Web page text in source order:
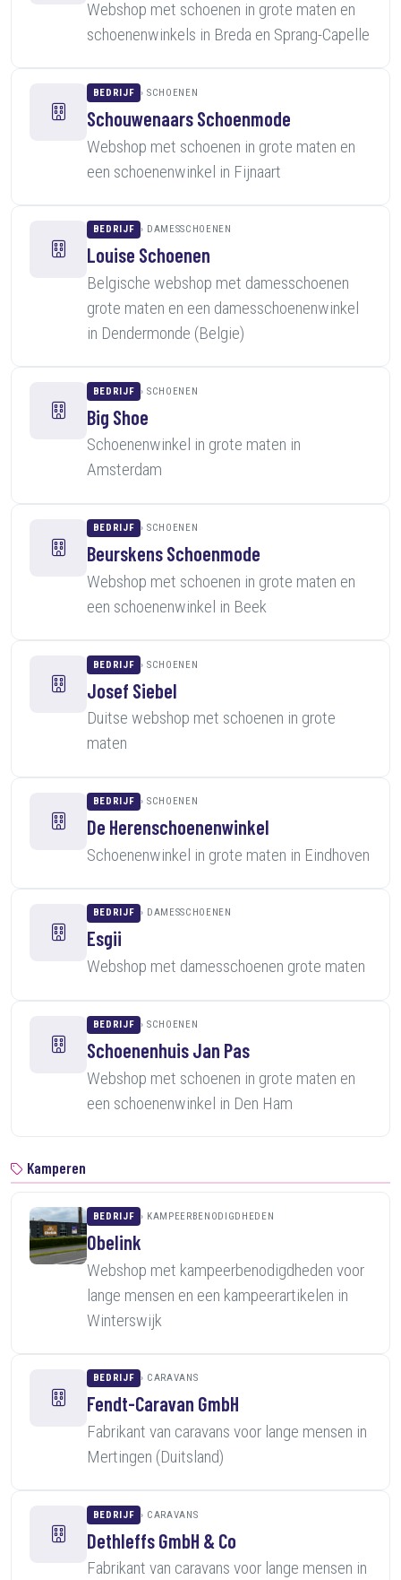
Webshop met schoenen in grote maten en
schoenenwinkels in Breda en Sprang-Capelle
BEDRIJF SCHOENEN
Schouwenaars Schoenmode
Webshop met schoenen in grote maten en
een schoenenwinkel in Fijnaart
BEDRIJF DAMESSCHOENEN
Louise Schoenen
Belgische webshop met damesschoenen
grote maten en een damesschoenenwinkel
in Dendermonde (Belgie)
BEDRIJF SCHOENEN
Big Shoe
Schoenenwinkel in grote maten in
Amsterdam
BEDRIJF SCHOENEN
Beurskens Schoenmode
Webshop met schoenen in grote maten en
een schoenenwinkel in Beek
BEDRIJF SCHOENEN
Josef Siebel
Duitse webshop met schoenen in grote
maten
BEDRIJF SCHOENEN
De Herenschoenenwinkel
Schoenenwinkel in grote maten in Eindhoven
BEDRIJF DAMESSCHOENEN
Esgii
Webshop met damesschoenen grote maten
BEDRIJF SCHOENEN
Schoenenhuis Jan Pas
Webshop met schoenen in grote maten en
een schoenenwinkel in Den Ham
Kamperen
BEDRIJF KAMPEERBENODIGDHEDEN
Obelink
Webshop met kampeerbenodigdheden voor
lange mensen en een kampeerartikelen in
Winterswijk
BEDRIJF CARAVANS
Fendt-Caravan GmbH
Fabrikant van caravans voor lange mensen in
Mertingen (Duitsland)
BEDRIJF CARAVANS
Dethleffs GmbH & Co
Fabrikant van caravans voor lange mensen in